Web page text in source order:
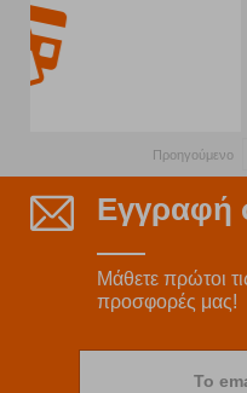
Προηγούμενο
Εγγραφή
Μάθετε πρώτοι
προσφορές μας!
Το